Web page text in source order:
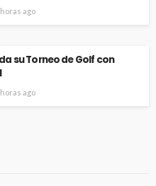
horas ago
su Torneo de Golf con
horas ago